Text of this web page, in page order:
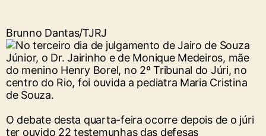
Brunno Dantas/TJRJ
O debate desta quarta-feira ocorre depois de o júri
ter ouvido 22 testemunhas das defesas